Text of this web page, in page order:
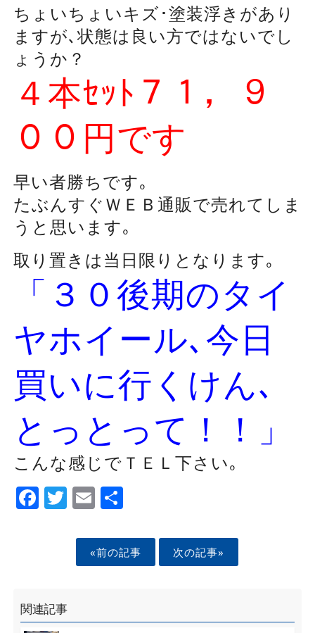
ちょいちょいキズ･塗装浮きがあり
ますが､状態は良い方ではないでし
ょうか？
４本ｾｯﾄ７１，９
００円です
早い者勝ちです｡
たぶんすぐＷＥＢ通販で売れてしま
うと思います｡
取り置きは当日限りとなります｡
「３０後期のタイ
ヤホイール､今日
買いに行くけん､
とっとって！！」
こんな感じでＴＥＬ下さい｡
Facebook
Twitter
EmailShare
«前の記事 次の記事»
関連記事